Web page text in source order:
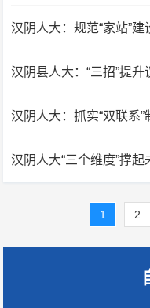
汉阴人大：规范“家站”
汉阴县人大：“三招”提
汉阴人大：抓实“双联系
汉阴人大“三个维度”撑
1 2